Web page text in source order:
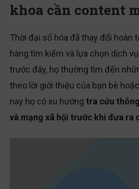
khoa cần content
Thời đại số hóa đã thay đổi hoàn
hàng tìm kiếm và lựa chọn dịch
trước đây, họ thường tìm đến
theo lời giới thiệu của bạn bè
nay họ có xu hướng tra cứu
và mạng xã hội trước khi đưa ra